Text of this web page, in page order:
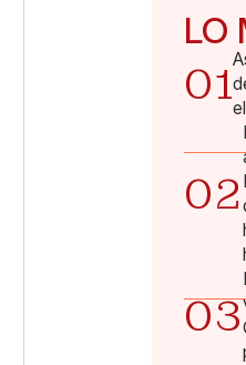
LO
01
02
03